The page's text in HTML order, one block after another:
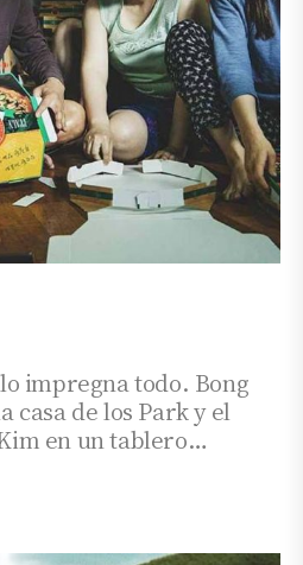
impregna todo. Bong
casa de los Park y el
en un tablero